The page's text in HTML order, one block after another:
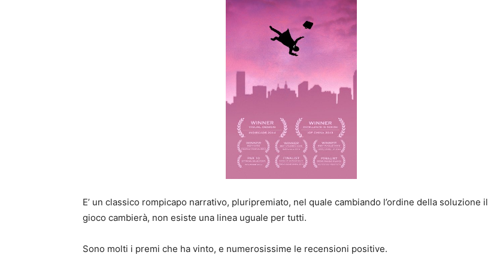
E’ un classico rompicapo narrativo, pluripremiato, nel quale cambiando l’ordine della soluzione il
gioco cambierà, non esiste una linea uguale per tutti.
Sono molti i premi che ha vinto, e numerosissime le recensioni positive.